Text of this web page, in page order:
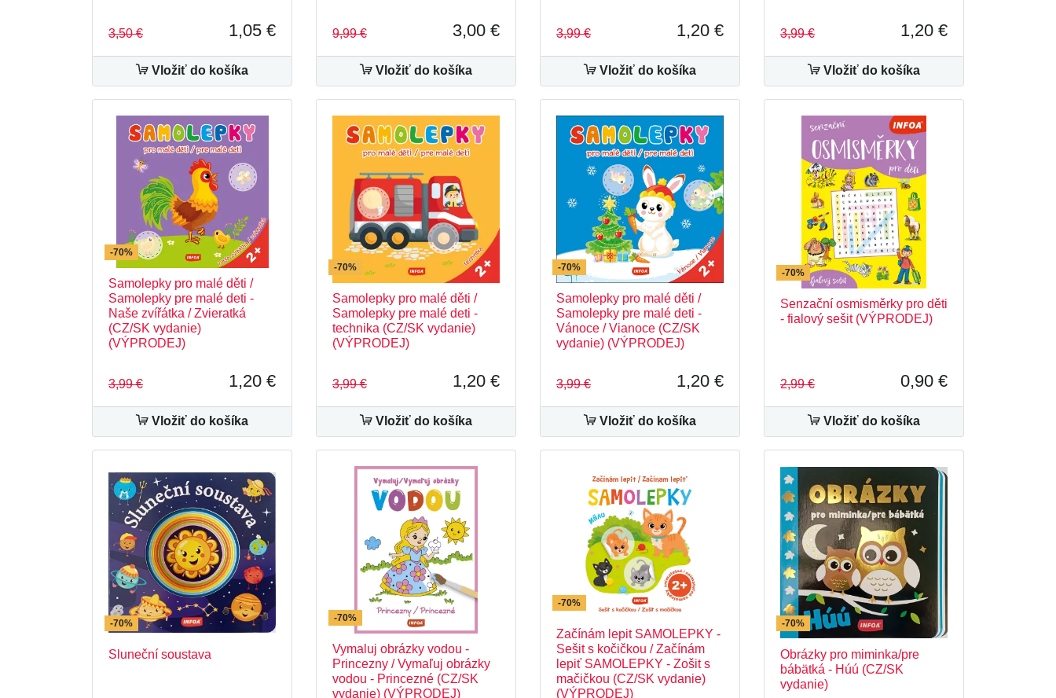
3,50 € 1,05 €
Vložiť do košíka
9,99 € 3,00 €
Vložiť do košíka
3,99 € 1,20 €
Vložiť do košíka
3,99 € 1,20 €
Vložiť do košíka
-70%
Samolepky pro malé děti /
Samolepky pre malé deti -
Naše zvířátka / Zvieratká
(CZ/SK vydanie)
(VÝPRODEJ)
3,99 € 1,20 €
Vložiť do košíka
-70%
Samolepky pro malé děti /
Samolepky pre malé deti -
technika (CZ/SK vydanie)
(VÝPRODEJ)
3,99 € 1,20 €
Vložiť do košíka
-70%
Samolepky pro malé děti /
Samolepky pre malé deti -
Vánoce / Vianoce (CZ/SK
vydanie) (VÝPRODEJ)
3,99 € 1,20 €
Vložiť do košíka
-70%
Senzační osmisměrky pro děti
- fialový sešit (VÝPRODEJ)
2,99 € 0,90 €
Vložiť do košíka
-70%
Sluneční soustava
-70%
Vymaluj obrázky vodou -
Princezny / Vymaľuj obrázky
vodou - Princezné (CZ/SK
vydanie) (VÝPRODEJ)
-70%
Začínám lepit SAMOLEPKY -
Sešit s kočičkou / Začínám
lepiť SAMOLEPKY - Zošit s
mačičkou (CZ/SK vydanie)
(VÝPRODEJ)
-70%
Obrázky pro miminka/pre
bábätká - Húú (CZ/SK
vydanie)